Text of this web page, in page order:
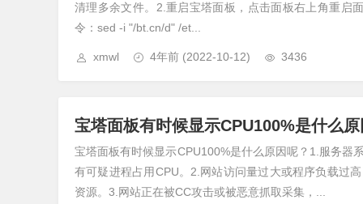
清理多余文件。2.重启宝塔面板，点击面板右上角重启
令：sed -i "/bt.cn/d" /et...
xmwl 4年前 (2022-10-12) 3436
宝塔面板有时候显示CPU100%是什么
宝塔面板有时候显示CPU100%是什么原因呢？1.服务器
有可疑进程占用CPU。2.网站访问量过大或程序负载过
资源。3.网站正在被CC攻击或被恶意抓取采集，...